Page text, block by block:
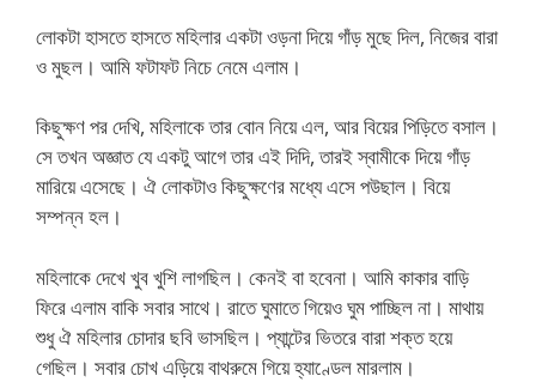
লোকটা হাসতে হাসতে মহিলার একটা ওড়না দিয়ে গাঁড় মুছে দিল, নিজের বারা
ও মুছল। আমি ফটাফট নিচে নেমে এলাম।
কিছুক্ষণ পর দেখি, মহিলাকে তার বোন নিয়ে এল, আর বিয়ের পিড়িতে বসাল।
সে তখন অজ্ঞাত যে একটু আগে তার এই দিদি, তারই স্বামীকে দিয়ে গাঁড়
মারিয়ে এসেছে। ঐ লোকটাও কিছুক্ষণের মধ্যে এসে পউছাল। বিয়ে
সম্পন্ন হল।
মহিলাকে দেখে খুব খুশি লাগছিল। কেনই বা হবেনা। আমি কাকার বাড়ি
ফিরে এলাম বাকি সবার সাথে। রাতে ঘুমাতে গিয়েও ঘুম পাচ্ছিল না। মাথায়
শুধু ঐ মহিলার চোদার ছবি ভাসছিল। প্যান্টের ভিতরে বারা শক্ত হয়ে
গেছিল। সবার চোখ এড়িয়ে বাথরুমে গিয়ে হ্যাণ্ডেল মারলাম।